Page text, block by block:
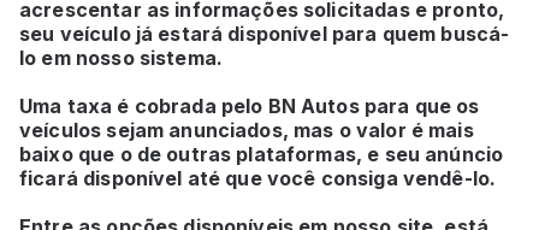
acrescentar as informações solicitadas e pronto,
seu veículo já estará disponível para quem buscá-
lo em nosso sistema.
Uma taxa é cobrada pelo BN Autos para que os
veículos sejam anunciados, mas o valor é mais
baixo que o de outras plataformas, e seu anúncio
ficará disponível até que você consiga vendê-lo.